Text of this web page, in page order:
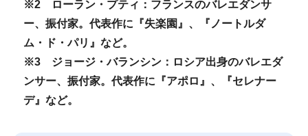
※2 ローラン・プティ：フランスのバレエダンサ
ー、振付家。代表作に『失楽園』、『ノートルダ
ム・ド・パリ』など。
※3 ジョージ・バランシン：ロシア出身のバレエダ
ンサー、振付家。代表作に『アポロ』、『セレナー
デ』など。